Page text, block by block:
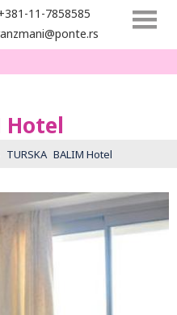
11-7858585
Hotel
TURSKA BALIM Hotel